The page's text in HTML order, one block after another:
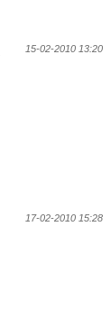
15-02-2010 13:20
17-02-2010 15:28